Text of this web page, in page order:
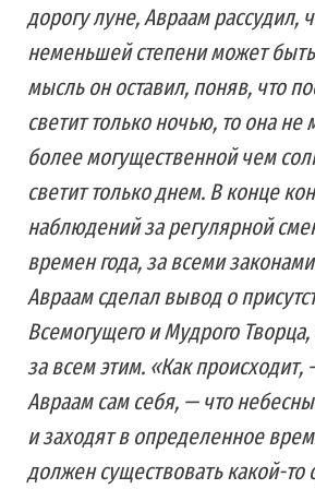
дорогу луне, Авраам рассудил,
неменьшей степени может
мысль он оставил, поняв, что
светит только ночью, то она не
более могущественной чем
светит только днем. В конце
наблюдений за регулярной
времен года, за всеми
Авраам сделал вывод о
Всемогущего и Мудрого
за всем этим. «Как происходит,
Авраам сам себя, — что
и заходят в определенное
должен существовать какой-